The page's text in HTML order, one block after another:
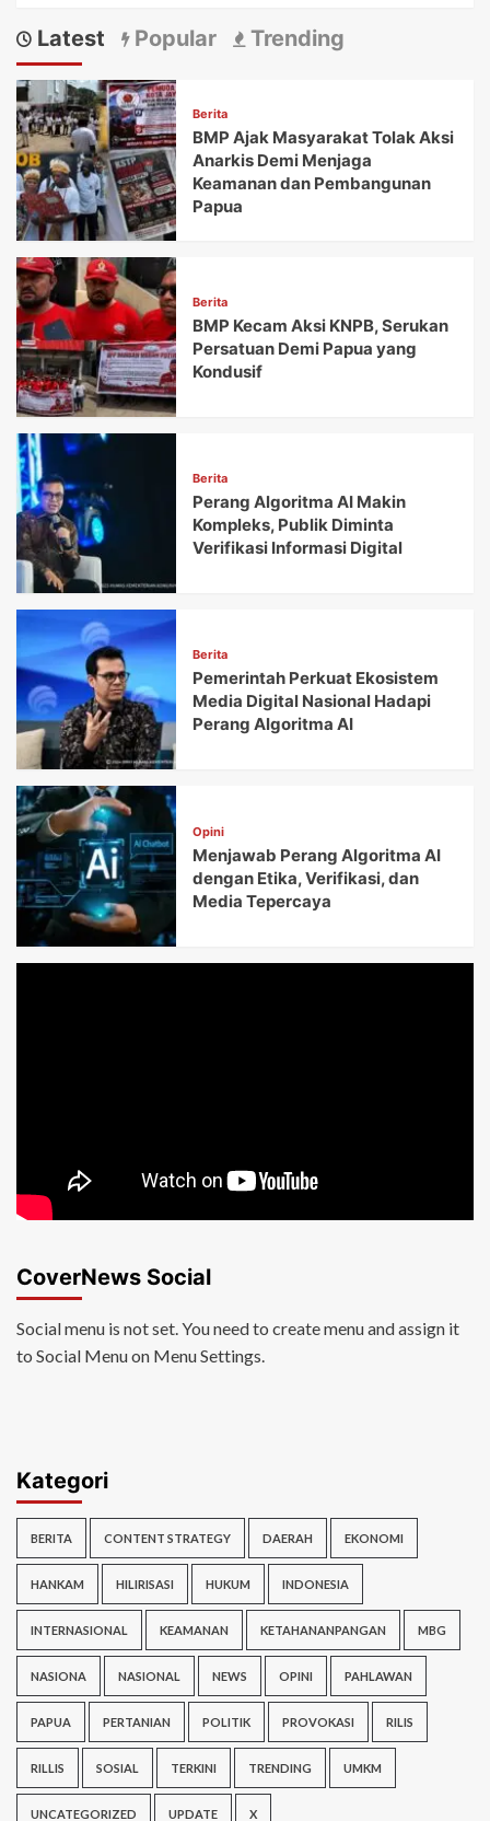
Latest Popular Trending
Berita
BMP Ajak Masyarakat Tolak Aksi
Anarkis Demi Menjaga
Keamanan dan Pembangunan
Papua
Berita
BMP Kecam Aksi KNPB, Serukan
Persatuan Demi Papua yang
Kondusif
Berita
Perang Algoritma AI Makin
Kompleks, Publik Diminta
Verifikasi Informasi Digital
Berita
Pemerintah Perkuat Ekosistem
Media Digital Nasional Hadapi
Perang Algoritma AI
Opini
Menjawab Perang Algoritma AI
dengan Etika, Verifikasi, dan
Media Tepercaya
CoverNews Social
Social menu is not set. You need to create menu and assign it
to Social Menu on Menu Settings.
Kategori
BERITA CONTENT STRATEGY DAERAH EKONOMI
HANKAM HILIRISASI HUKUM INDONESIA
INTERNASIONAL KEAMANAN KETAHANANPANGAN MBG
NASIONA NASIONAL NEWS OPINI PAHLAWAN
PAPUA PERTANIAN POLITIK PROVOKASI RILIS
RILLIS SOSIAL TERKINI TRENDING UMKM
UNCATEGORIZED UPDATE X